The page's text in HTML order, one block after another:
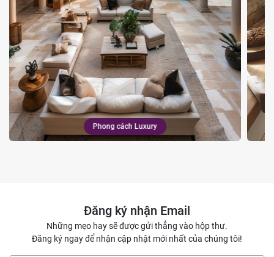
Phong cách Luxury
Đăng ký nhận Email
Những mẹo hay sẽ được gửi thẳng vào hộp thư.
Đăng ký ngay để nhận cập nhật mới nhất của chúng tôi!